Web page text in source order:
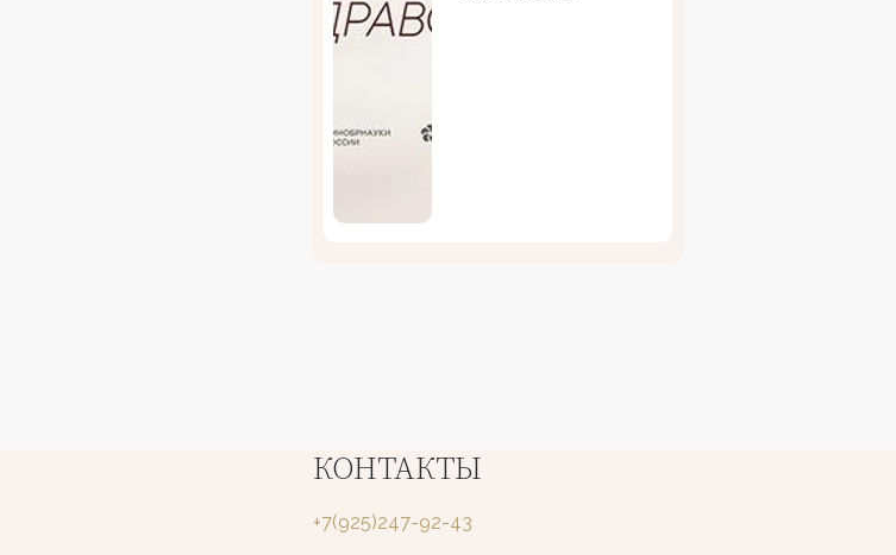
КОНТАКТЫ
+7(925)247-92-43